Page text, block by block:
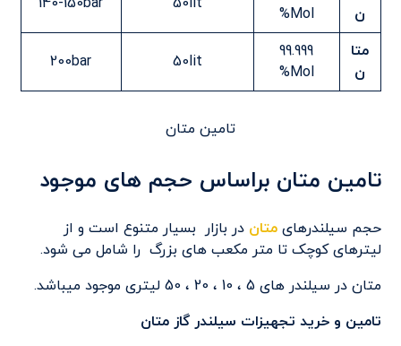
ن
Mol%
متا
ن
99.999
Mol%
50lit
200bar
تامین متان
تامین متان براساس حجم های موجود
حجم سیلندرهایمتان در بازار بسیار متنوع است و از
لیترهای کوچک تا متر مکعب های بزرگ را شامل می شود.
متان در سیلندر های 5 ، 10 ، 20 ، 50 لیتری موجود میباشد.
تامین و خرید تجهیزات سیلندر گاز متان